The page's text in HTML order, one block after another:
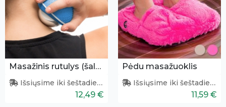
Masažinis rutulys (šaldantis)
Išsiųsime iki šeštadienio
12,49 €
Pėdu masažuoklis
Išsiųsime iki šeštadienio
11,59 €